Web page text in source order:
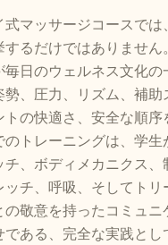
マッサージコースでは
するだけではありません
毎日のウェルネス文化の
勢、圧力、リズム、補助
の快適さ、安全な順序
トレーニングは、学生
チ、ボディメカニクス、
ッチ、呼吸、そしてトリ
の敬意を持ったコミュニ
である、完全な実践とし